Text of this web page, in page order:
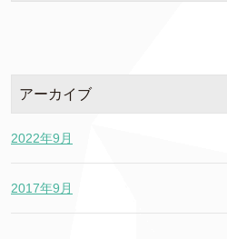
アーカイブ
2022年9月
2017年9月